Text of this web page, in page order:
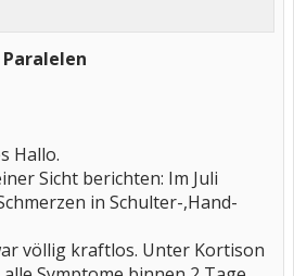
Hallo.
Sicht berichten: Im Juli
in Schulter-,Hand-
völlig kraftlos. Unter Kortison